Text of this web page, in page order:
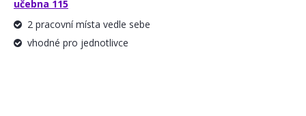
učebna 115
2 pracovní místa vedle sebe
vhodné pro jednotlivce